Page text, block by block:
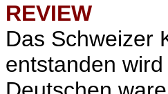
REVIEW
Das Schweizer
entstanden